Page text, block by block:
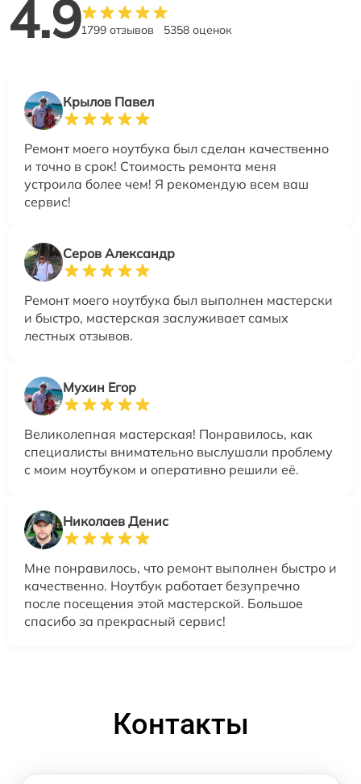
4.91799 отзывов 5358 оценок
Крылов Павел
Ремонт моего ноутбука был сделан качественно
и точно в срок! Стоимость ремонта меня
устроила более чем! Я рекомендую всем ваш
сервис!
Серов Александр
Ремонт моего ноутбука был выполнен мастерски
и быстро, мастерская заслуживает самых
лестных отзывов.
Мухин Егор
Великолепная мастерская! Понравилось, как
специалисты внимательно выслушали проблему
с моим ноутбуком и оперативно решили её.
Николаев Денис
Мне понравилось, что ремонт выполнен быстро и
качественно. Ноутбук работает безупречно
после посещения этой мастерской. Большое
спасибо за прекрасный сервис!
Контакты